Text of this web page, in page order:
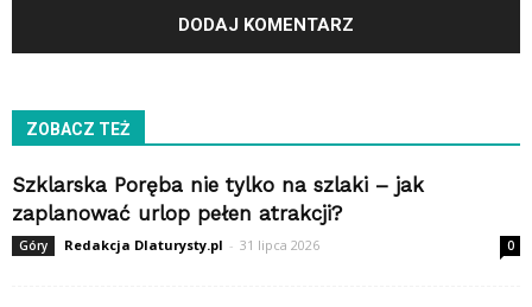
ZOBACZ TEŻ
Szklarska Poręba nie tylko na szlaki – jak
zaplanować urlop pełen atrakcji?
Góry Redakcja Dlaturysty.pl - 31 lipca 2026 0